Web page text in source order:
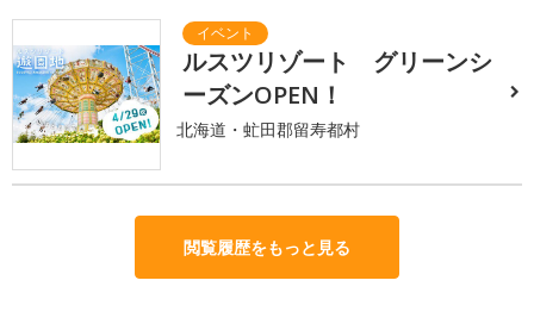
ルスツリゾート グリーンシ
ーズンOPEN！
北海道・虻田郡留寿都村
閲覧履歴をもっと見る